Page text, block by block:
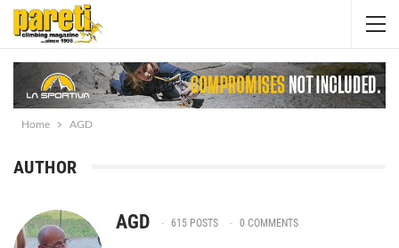
Home AGD
AUTHOR
AGD 615 POSTS 0 COMMENTS